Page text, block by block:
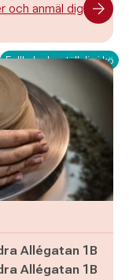
och anmäl dig
Fullbokad – ställ dig i kö
Allégatan 1B
Allégatan 1B